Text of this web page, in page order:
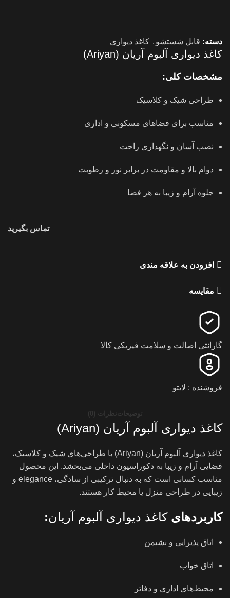
دسته: قابل شستشو , کاغذ دیواری
کاغذ دیواری آلبوم آریان (Ariyan)
مشخصات کلی:
طراحی شیک و کلاسیک
مناسب برای فضاهای مسکونی و اداری
نصب آسان و نگهداری راحت
دوام بالا و مقاومت در برابر نور و رطوبت
جلوه آرام و زیبا به هر فضا
تماس بگیرید
افزودن به علاقه مندی
مقایسه
گارانتی اصالت و سلامت فیزیکی کالا
فروشنده : لایتو
توضیحاتنظرات (0)
کاغذ دیواری آلبوم آریان (Ariyan)
کاغذ دیواری آلبوم آریان (Ariyan) با طراحی‌های شیک و کلاسیک،
فضایی آرام و زیبا به دکوراسیون داخلی می‌بخشد. این محصول
مناسب کسانی است که به دنبال ترکیبی از سادگی، elegance و
زیبایی در طراحی منزل یا محیط کار هستند.
کاربردهایکاغذ دیواری آلبوم آریان:
اتاق پذیرایی و نشیمن
اتاق خواب
محیط‌های اداری و دفاتر